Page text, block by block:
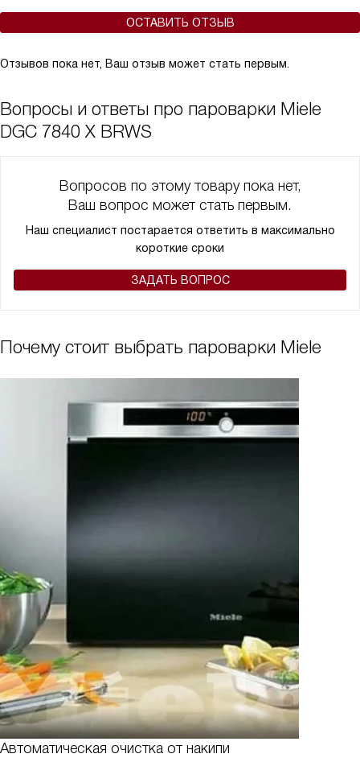
ОСТАВИТЬ ОТЗЫВ
Отзывов пока нет, Ваш отзыв может стать первым.
Вопросы и ответы про пароварки Miele
DGC 7840 X BRWS
Вопросов по этому товару пока нет,
Ваш вопрос может стать первым.
Наш специалист постарается ответить в максимально
короткие сроки
ЗАДАТЬ ВОПРОС
Почему стоит выбрать пароварки Miele
Автоматическая очистка от накипи